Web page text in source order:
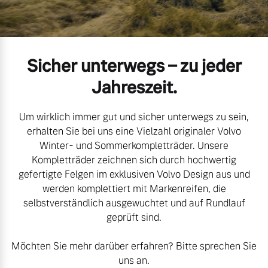
Mild-Hybrid
Geschäftskunden
Editionsmodelle
Konnektivität
Volvo Gebrauchtwagenbörse
Volvo kauft Ihr Auto
Aktuelle Zubehörangebote
Zubehörkatalog
Service by Volvo
Sie erhalten bei uns eine
Vielzahl von Original
Kontakt und Anfahrt
Kooperationspartner
Unsere News & Events
Sicher unterwegs – zu jeder
Jahreszeit.
Um wirklich immer gut und sicher unterwegs zu sein,
erhalten Sie bei uns eine Vielzahl originaler Volvo
Winter- und Sommerkompletträder. Unsere
Kompletträder zeichnen sich durch hochwertig
gefertigte Felgen im exklusiven Volvo Design aus und
werden komplettiert mit Markenreifen, die
selbstverständlich ausgewuchtet und auf Rundlauf
geprüft sind.
Möchten Sie mehr darüber erfahren? Bitte sprechen Sie
uns an.